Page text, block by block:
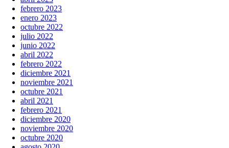
febrero 2023
enero 2023
octubre 2022
julio 2022
junio 2022
abril 2022
febrero 2022
diciembre 2021
noviembre 2021
octubre 2021
abril 2021
febrero 2021
diciembre 2020
noviembre 2020
octubre 2020